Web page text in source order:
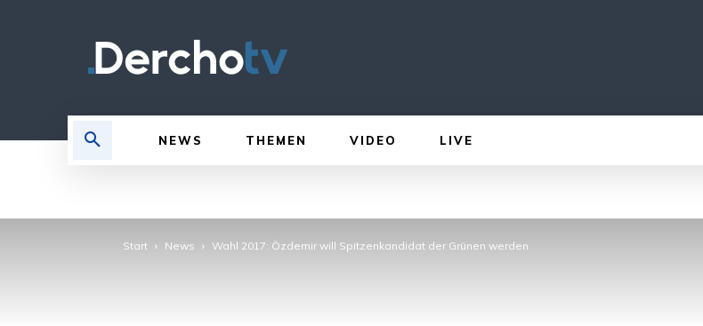
NEWS THEMEN VIDEO LIVE
Start News Wahl 2017: Özdemir will Spitzenkandidat der Grünen werden